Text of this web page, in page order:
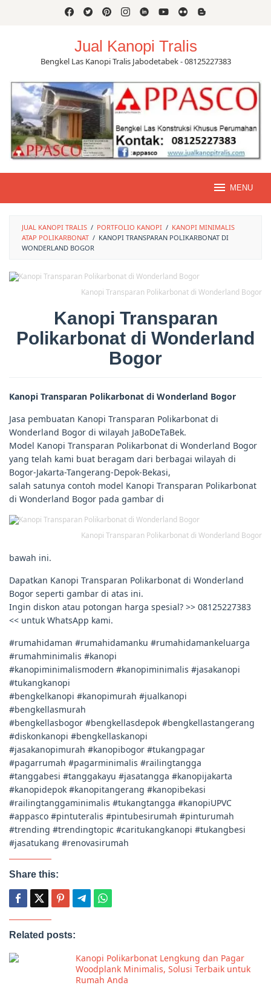
Jual Kanopi Tralis
Bengkel Las Kanopi Tralis Jabodetabek - 08125227383
MENU
JUAL KANOPI TRALIS / PORTFOLIO KANOPI / KANOPI MINIMALIS
ATAP POLIKARBONAT / KANOPI TRANSPARAN POLIKARBONAT DI
WONDERLAND BOGOR
Kanopi Transparan Polikarbonat di Wonderland Bogor
Kanopi Transparan
Polikarbonat di Wonderland
Bogor
Kanopi Transparan Polikarbonat di Wonderland Bogor
Jasa pembuatan Kanopi Transparan Polikarbonat di
Wonderland Bogor di wilayah JaBoDeTaBek.
Model Kanopi Transparan Polikarbonat di Wonderland Bogor
yang telah kami buat beragam dari berbagai wilayah di
Bogor-Jakarta-Tangerang-Depok-Bekasi,
salah satunya contoh model Kanopi Transparan Polikarbonat
di Wonderland Bogor pada gambar di
Kanopi Transparan Polikarbonat di Wonderland Bogor
bawah ini.
Dapatkan Kanopi Transparan Polikarbonat di Wonderland
Bogor seperti gambar di atas ini.
Ingin diskon atau potongan harga spesial? >> 08125227383
<< untuk WhatsApp kami.
#rumahidaman #rumahidamanku #rumahidamankeluarga
#rumahminimalis #kanopi
#kanopiminimalismodern #kanopiminimalis #jasakanopi
#tukangkanopi
#bengkelkanopi #kanopimurah #jualkanopi
#bengkellasmurah
#bengkellasbogor #bengkellasdepok #bengkellastangerang
#diskonkanopi #bengkellaskanopi
#jasakanopimurah #kanopibogor #tukangpagar
#pagarrumah #pagarminimalis #railingtangga
#tanggabesi #tanggakayu #jasatangga #kanopijakarta
#kanopidepok #kanopitangerang #kanopibekasi
#railingtanggaminimalis #tukangtangga #kanopiUPVC
#appasco #pintuteralis #pintubesirumah #pinturumah
#trending #trendingtopic #caritukangkanopi #tukangbesi
#jasatukang #renovasirumah
Share this:
Related posts:
Kanopi Polikarbonat Lengkung dan Pagar
Woodplank Minimalis, Solusi Terbaik untuk
Rumah Anda